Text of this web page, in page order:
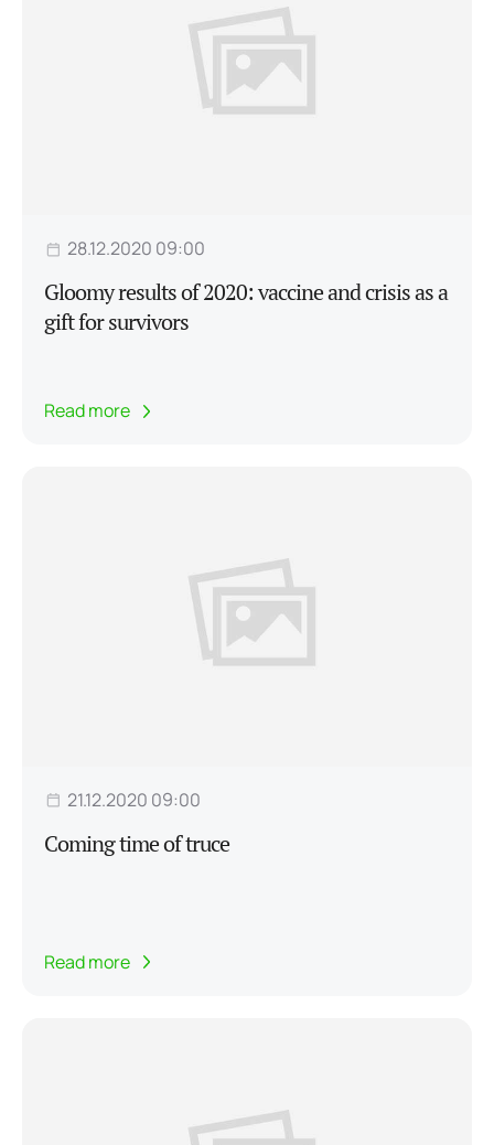
28.12.2020 09:00
Gloomy results of 2020: vaccine and crisis as a
gift for survivors
Read more
21.12.2020 09:00
Сoming time of truce
Read more